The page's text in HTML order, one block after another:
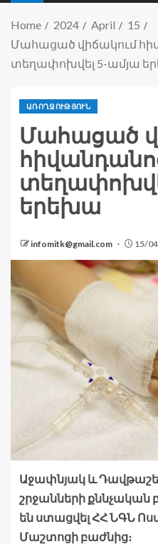
Home 2024 April
15
Մահացած վիճակում
տեղափոխվել 5-ամյա
ԱՌՈՂՋՈՒԹՅՈՒՆ
Մահացած
երեխա
infomitk@gmail.com 15/
Աջափնյակ և
շրջանների
են ստացվել ՀՀ ՆԳՆ
Մաշտոցի բաժնից։